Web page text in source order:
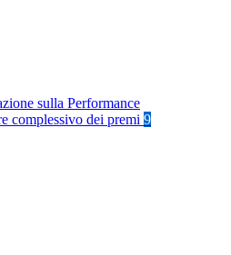
sulla Performance
complessivo dei premi 9